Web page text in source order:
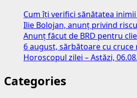
Cum îți verifici sănătatea
Ilie Bolojan, anunț privind
Anunț făcut de BRD pentru
6 august, sărbătoare cu cruce
Horoscopul zilei – Astăzi,
Categories